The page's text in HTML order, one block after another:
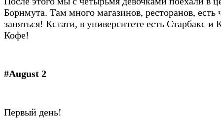
Борнмута. Там много магазинов, ресторанов, есть
заняться! Кстати, в университете есть Старбакс и
Кофе!
#August 2
Первый день!